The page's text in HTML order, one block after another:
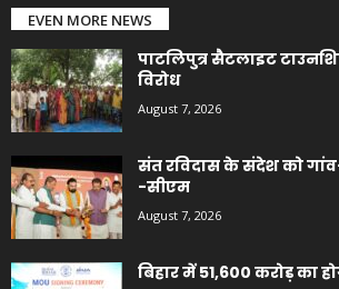
EVEN MORE NEWS
पाटलिपुत्र सैटलाइट
विरोध
August 7, 2026
संत रविदास के संदेश को
-सीएम
August 7, 2026
बिहार में 51,600 करोड़ का